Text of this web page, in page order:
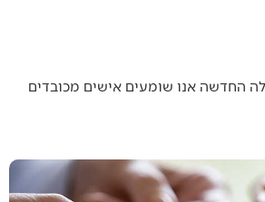
החדשה אנו שומעים אישים מכובדים